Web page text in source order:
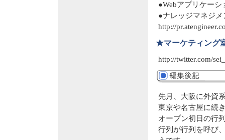
●Webアプリケー
●ナレッジマネジ
http://
★マーケティング
http://twitter.com/
先月、大阪に外資
東京や名古屋に続
オープン初日の行
行列が行列を呼び